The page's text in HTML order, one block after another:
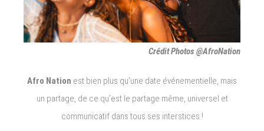
Crédit Photos @AfroNation
Afro Nation est bien plus qu’une date événementielle, mais
un partage, de ce qu’est le partage même, universel et
communicatif dans tous ses interstices !